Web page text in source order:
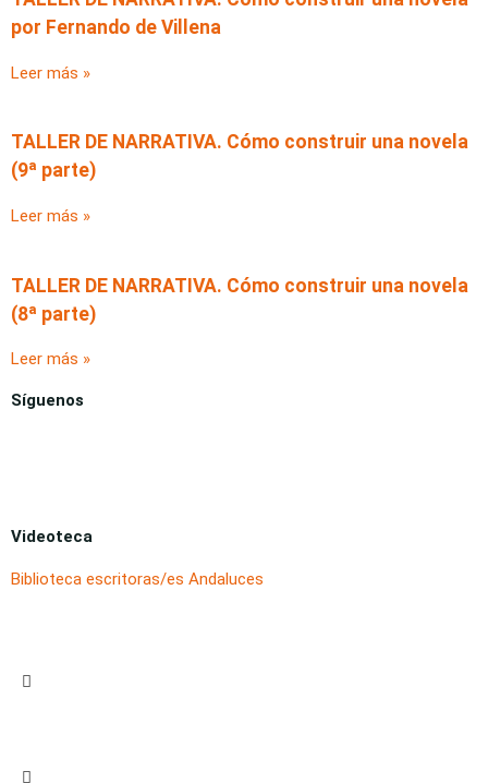
por Fernando de Villena
Leer más »
TALLER DE NARRATIVA. Cómo construir una novela
(9ª parte)
Leer más »
TALLER DE NARRATIVA. Cómo construir una novela
(8ª parte)
Leer más »
Síguenos
Videoteca
Biblioteca escritoras/es Andaluces